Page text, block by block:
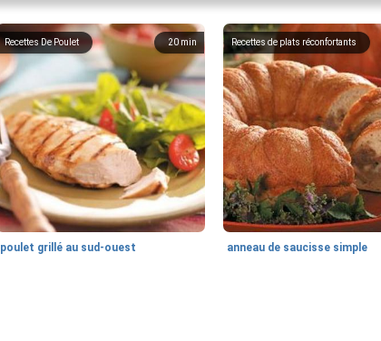
20 min
Recettes De Poulet
poulet grillé au sud-ouest
Recettes de plats réconfortants
anneau de saucisse simple